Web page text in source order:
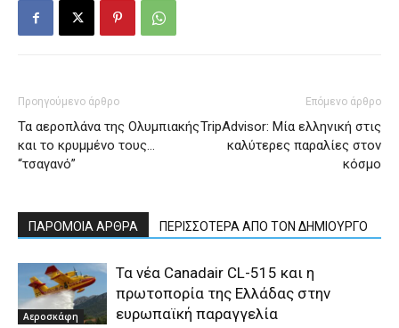
Προηγούμενο άρθρο
Τα αεροπλάνα της Ολυμπιακής
και το κρυμμένο τους…
“τσαγανό”
Επόμενο άρθρο
TripAdvisor: Μία ελληνική στις
καλύτερες παραλίες στον
κόσμο
ΠΑΡΟΜΟΙΑ ΑΡΘΡΑ ΠΕΡΙΣΣΟΤΕΡΑ ΑΠΟ ΤΟΝ ΔΗΜΙΟΥΡΓΟ
Αεροσκάφη
Τα νέα Canadair CL-515 και η
πρωτοπορία της Ελλάδας στην
ευρωπαϊκή παραγγελία